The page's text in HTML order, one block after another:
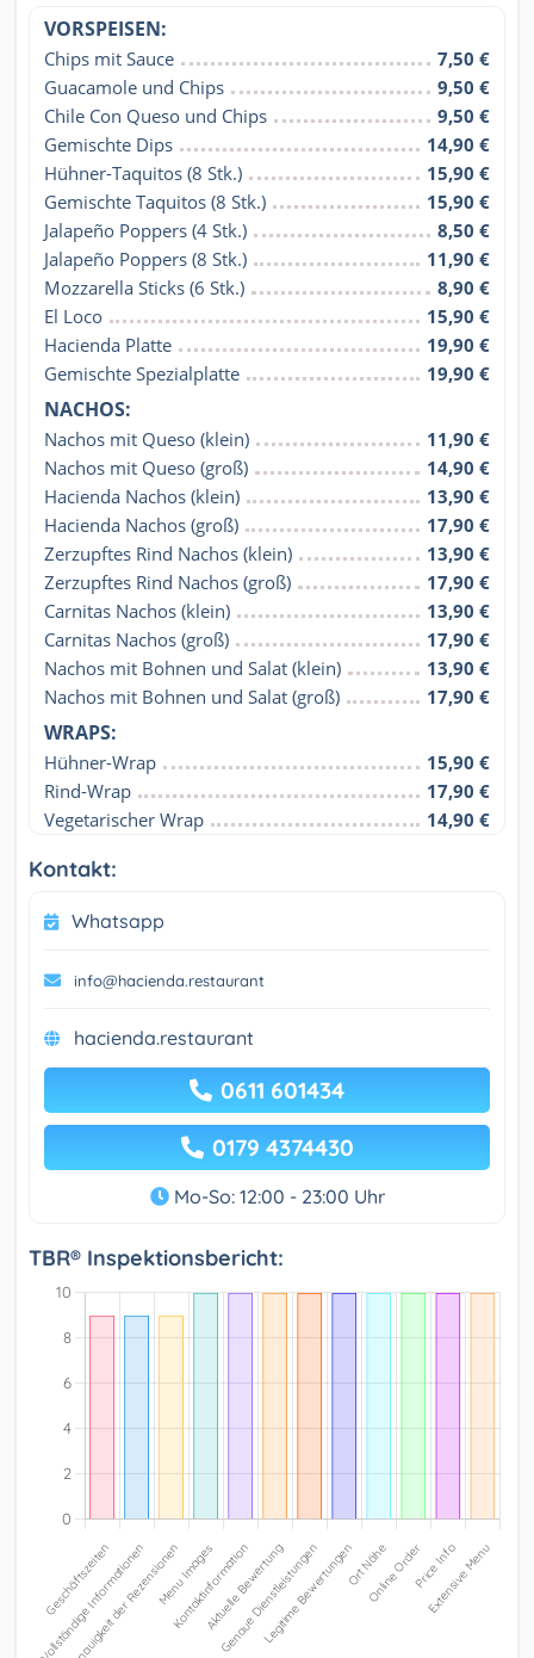
VORSPEISEN:
Chips mit Sauce
7,50 €
Guacamole und Chips
9,50 €
Chile Con Queso und Chips
9,50 €
Gemischte Dips
14,90 €
Hühner-Taquitos (8 Stk.)
15,90 €
Gemischte Taquitos (8 Stk.)
15,90 €
Jalapeño Poppers (4 Stk.)
8,50 €
Jalapeño Poppers (8 Stk.)
11,90 €
Mozzarella Sticks (6 Stk.)
8,90 €
El Loco
15,90 €
Hacienda Platte
19,90 €
Gemischte Spezialplatte
19,90 €
NACHOS:
Nachos mit Queso (klein)
11,90 €
Nachos mit Queso (groß)
14,90 €
Hacienda Nachos (klein)
13,90 €
Hacienda Nachos (groß)
17,90 €
Zerzupftes Rind Nachos (klein)
13,90 €
Zerzupftes Rind Nachos (groß)
17,90 €
Carnitas Nachos (klein)
13,90 €
Carnitas Nachos (groß)
17,90 €
Nachos mit Bohnen und Salat (klein)
13,90 €
Nachos mit Bohnen und Salat (groß)
17,90 €
WRAPS:
Hühner-Wrap
15,90 €
Rind-Wrap
17,90 €
Vegetarischer Wrap
14,90 €
Kontakt:
Whatsapp
info@hacienda.restaurant
hacienda.restaurant
0611 601434
0179 4374430
Mo-So: 12:00 - 23:00 Uhr
TBR® Inspektionsbericht: